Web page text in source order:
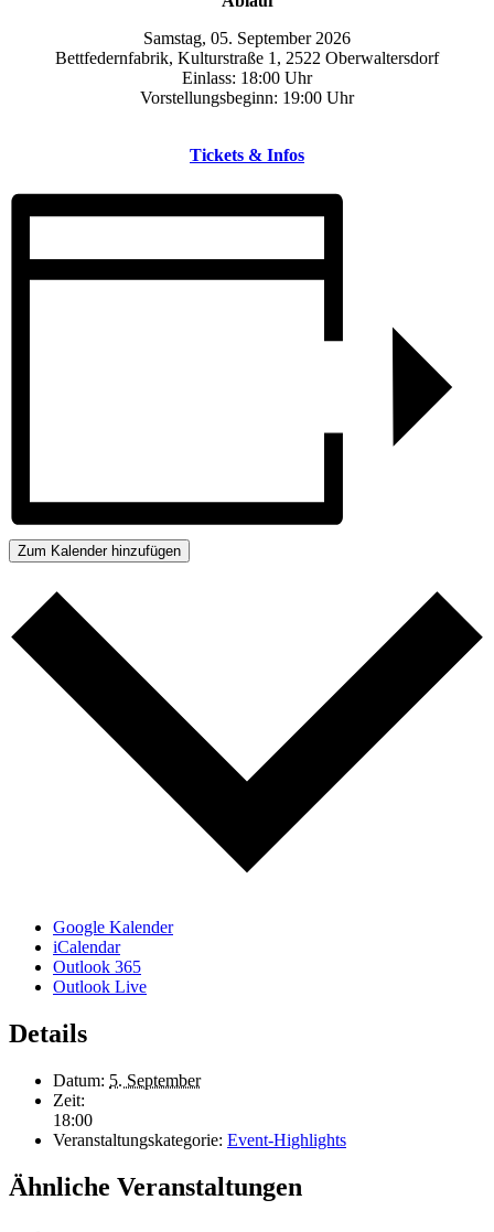
Samstag, 05. September 2026
Bettfedernfabrik, Kulturstraße 1, 2522 Oberwaltersdorf
Einlass: 18:00 Uhr
Vorstellungsbeginn: 19:00 Uhr
Tickets & Infos
Zum Kalender hinzufügen
Google Kalender
iCalendar
Outlook 365
Outlook Live
Details
Datum: 5. September
Zeit:
18:00
Veranstaltungskategorie: Event-Highlights
Ähnliche Veranstaltungen